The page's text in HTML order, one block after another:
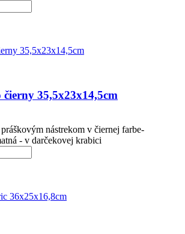
35,5x23x14,5cm
nástrekom v čiernej farbe-
- v darčekovej krabici